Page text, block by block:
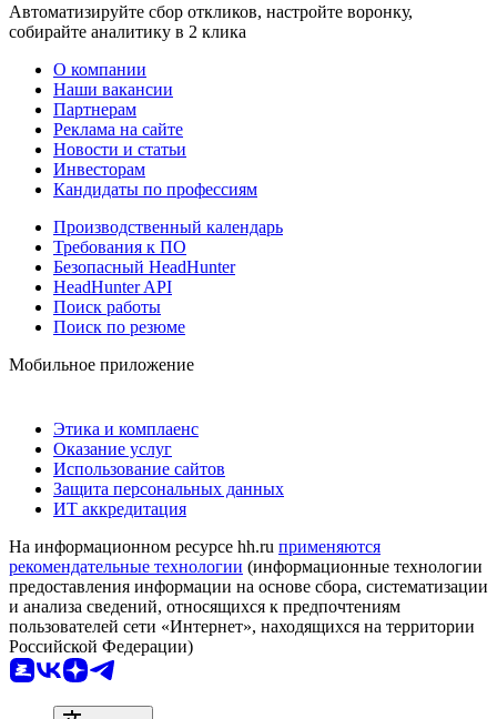
Автоматизируйте сбор откликов, настройте воронку,
собирайте аналитику в 2 клика
О компании
Наши вакансии
Партнерам
Реклама на сайте
Новости и статьи
Инвесторам
Кандидаты по профессиям
Производственный календарь
Требования к ПО
Безопасный HeadHunter
HeadHunter API
Поиск работы
Поиск по резюме
Мобильное приложение
Этика и комплаенс
Оказание услуг
Использование сайтов
Защита персональных данных
ИТ аккредитация
На информационном ресурсе hh.ru применяются
рекомендательные технологии (информационные технологии
предоставления информации на основе сбора, систематизации
и анализа сведений, относящихся к предпочтениям
пользователей сети «Интернет», находящихся на территории
Российской Федерации)